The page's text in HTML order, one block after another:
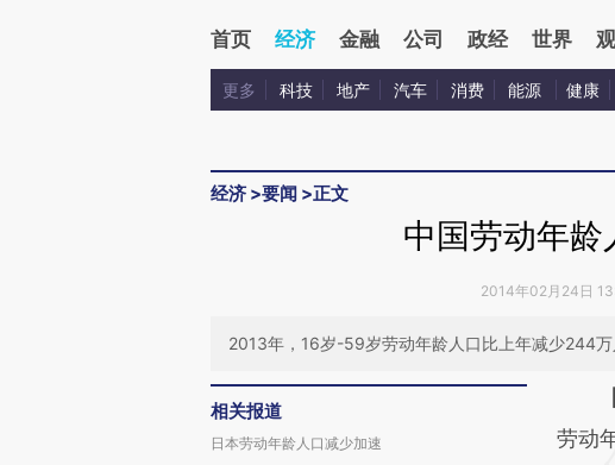
首页 经济 金融 公司 政经 世界
更多 科技 地产 汽车 消费 能源 健康
经济 >要闻 >正文
中国劳动年
2014年02月24日
2013年，16岁-59岁劳动年龄人口比上年减少244
相关报道
日本劳动年龄人口减少加速
请
劳动